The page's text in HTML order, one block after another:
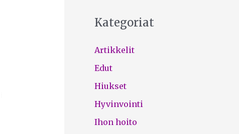
Kategoriat
Artikkelit
Edut
Hiukset
Hyvinvointi
Ihon hoito